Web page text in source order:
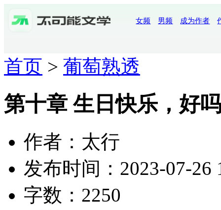
女频 男频 成为作者
首页 > 葡萄熟透
第十章 生日快乐，好吗
作者：太行
发布时间：2023-07-26
字数：2250